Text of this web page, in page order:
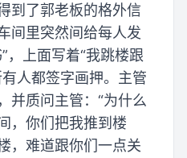
到了郭老板的格外信
间里突然间给每人发
，上面写着“我跳楼跟
人都签字画押。主管
并质问主管：“为什么
，你们把我推到楼
，难道跟你们一点关